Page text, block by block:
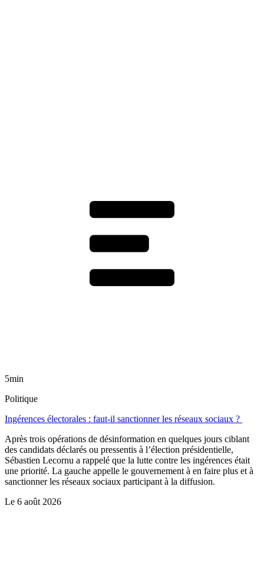
5min
Politique
Ingérences électorales : faut-il sanctionner les réseaux sociaux ?
Après trois opérations de désinformation en quelques jours ciblant
des candidats déclarés ou pressentis à l’élection présidentielle,
Sébastien Lecornu a rappelé que la lutte contre les ingérences était
une priorité. La gauche appelle le gouvernement à en faire plus et à
sanctionner les réseaux sociaux participant à la diffusion.
Le 6 août 2026